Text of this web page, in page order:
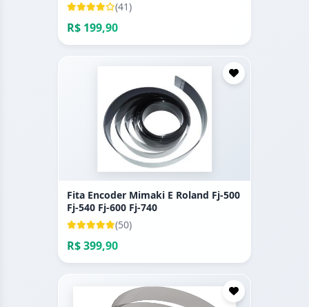
(41)
R$ 199,90
Fita Encoder Mimaki E Roland Fj-500
Fj-540 Fj-600 Fj-740
(50)
R$ 399,90